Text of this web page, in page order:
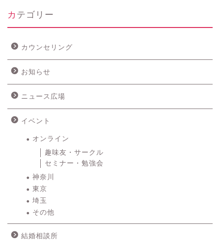
カテゴリー
カウンセリング
お知らせ
ニュース広場
イベント
オンライン
趣味友・サークル
セミナー・勉強会
神奈川
東京
埼玉
その他
結婚相談所